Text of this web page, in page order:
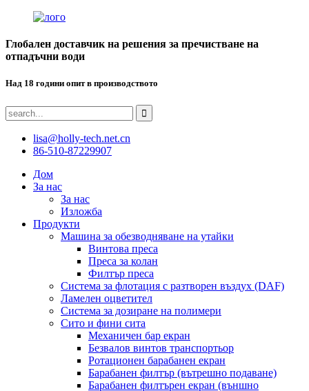
Глобален доставчик на решения за пречистване на
отпадъчни води
Над 18 години опит в производството
lisa@holly-tech.net.cn
86-510-87229907
Дом
За нас
За нас
Изложба
Продукти
Машина за обезводняване на утайки
Винтова преса
Преса за колан
Филтър преса
Система за флотация с разтворен въздух (DAF)
Ламелен оцветител
Система за дозиране на полимери
Сито и фини сита
Механичен бар екран
Безвалов винтов транспортьор
Ротационен барабанен екран
Барабанен филтър (вътрешно подаване)
Барабанен филтърен екран (външно